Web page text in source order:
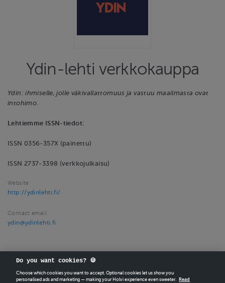
Ydin-lehti verkkokauppa
Ydin: ihmiselle, jolle väkivallattomuus ja vastuu maailmasta ovat
intohimo.
Lehtiemme ISSN-tiedot:
ISSN 0356-357X (painettu)
ISSN 2737-3398 (verkkojulkaisu)
Website
http://ydinlehti.fi/
Contact email
ydin@ydinlehti.fi
Do you want cookies? 🍪
Choose which cookies you want to accept. Optional cookies let us show you
personalised ads and marketing — making your Holvi experience even sweeter.
Read